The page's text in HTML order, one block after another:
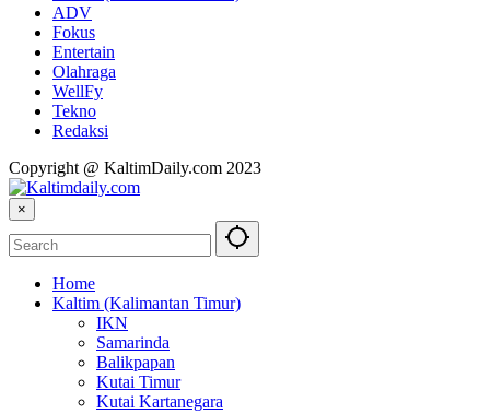
ADV
Fokus
Entertain
Olahraga
WellFy
Tekno
Redaksi
Copyright @ KaltimDaily.com 2023
×
Home
Kaltim (Kalimantan Timur)
IKN
Samarinda
Balikpapan
Kutai Timur
Kutai Kartanegara